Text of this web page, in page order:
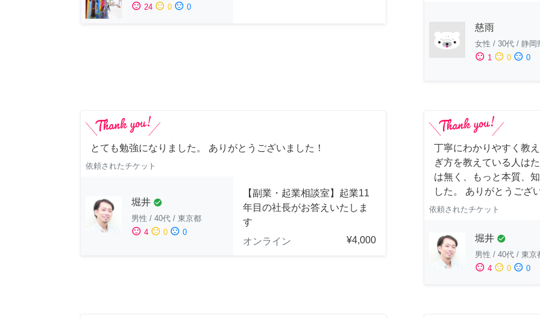
sentiment_satisfied 24 sentiment_neutral 0 sentiment_dissatisfied 0
慈雨
女性 / 30代 / 静岡
sentiment_satisfied 1 sentiment_neutral 0 sentiment_dissatisfied 0
とても勉強になりました。 ありがとうございました！
依頼されたチケット
堀井 check_circle
男性 / 40代 / 東京都
sentiment_satisfied 4 sentiment_neutral 0 sentiment_dissatisfied 0
【副業・起業相談室】起業11
年目の社長がお答えいたしま
す
オンライン
¥4,000
丁寧にわかりやすく教
ぎ方を教えている人は
は無く、もっと本質、
した。 ありがとうござ
依頼されたチケット
堀井 check_circle
男性 / 40代 / 東京
sentiment_satisfied 4 sentiment_neutral 0 sentiment_dissatisfied 0